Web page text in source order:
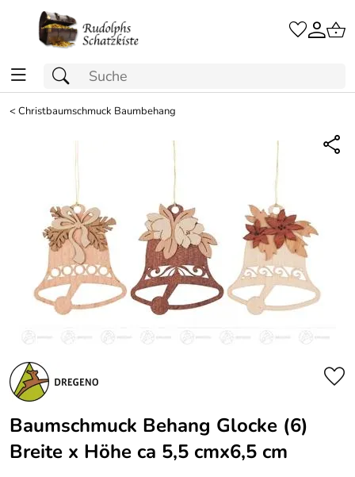
<Christbaumschmuck Baumbehang
Baumschmuck Behang Glocke (6)
Breite x Höhe ca 5,5 cmx6,5 cm